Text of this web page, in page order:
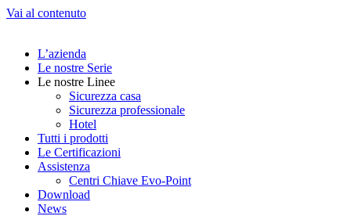
Vai al contenuto
L’azienda
Le nostre Serie
Le nostre Linee
Sicurezza casa
Sicurezza professionale
Hotel
Tutti i prodotti
Le Certificazioni
Assistenza
Centri Chiave Evo-Point
Download
News